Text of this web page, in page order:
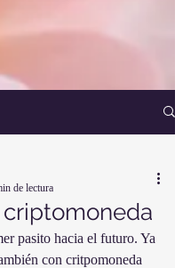
de lectura
pasito hacia el futuro. Ya
con critpomoneda